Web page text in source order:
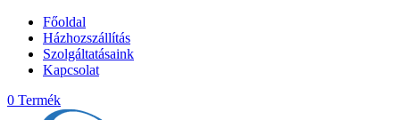
Főoldal
Házhozszállítás
Szolgáltatásaink
Kapcsolat
0 Termék